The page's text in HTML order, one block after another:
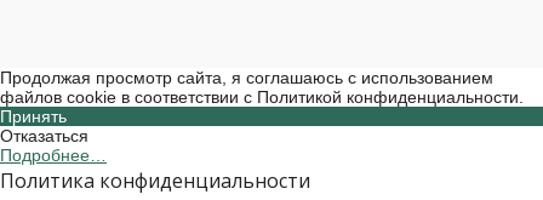
Продолжая просмотр сайта, я соглашаюсь с использованием
файлов cookie в соответствии с Политикой конфиденциальности.
Принять
Отказаться
Подробнее…
Политика конфиденциальности